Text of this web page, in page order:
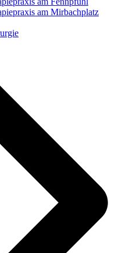
am Mirbachplatz